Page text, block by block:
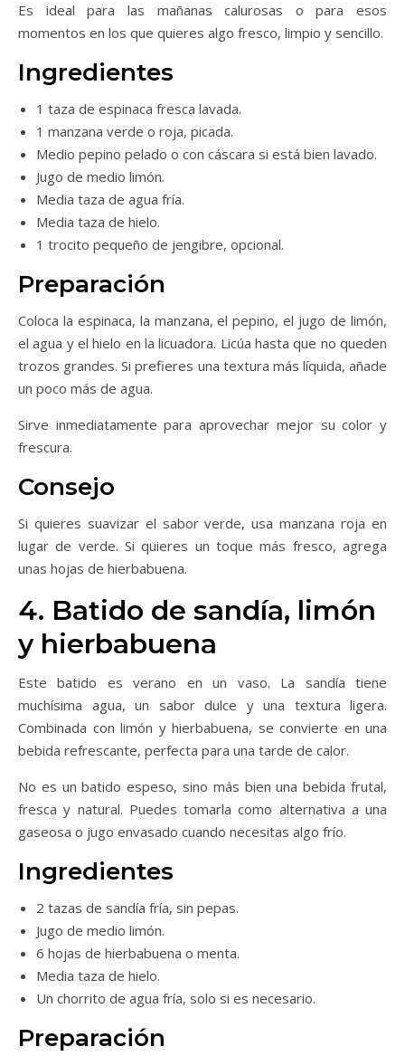
Es ideal para las mañanas calurosas o para esos
momentos en los que quieres algo fresco, limpio y sencillo.
Ingredientes
1 taza de espinaca fresca lavada.
1 manzana verde o roja, picada.
Medio pepino pelado o con cáscara si está bien lavado.
Jugo de medio limón.
Media taza de agua fría.
Media taza de hielo.
1 trocito pequeño de jengibre, opcional.
Preparación
Coloca la espinaca, la manzana, el pepino, el jugo de limón,
el agua y el hielo en la licuadora. Licúa hasta que no queden
trozos grandes. Si prefieres una textura más líquida, añade
un poco más de agua.
Sirve inmediatamente para aprovechar mejor su color y
frescura.
Consejo
Si quieres suavizar el sabor verde, usa manzana roja en
lugar de verde. Si quieres un toque más fresco, agrega
unas hojas de hierbabuena.
4. Batido de sandía, limón
y hierbabuena
Este batido es verano en un vaso. La sandía tiene
muchísima agua, un sabor dulce y una textura ligera.
Combinada con limón y hierbabuena, se convierte en una
bebida refrescante, perfecta para una tarde de calor.
No es un batido espeso, sino más bien una bebida frutal,
fresca y natural. Puedes tomarla como alternativa a una
gaseosa o jugo envasado cuando necesitas algo frío.
Ingredientes
2 tazas de sandía fría, sin pepas.
Jugo de medio limón.
6 hojas de hierbabuena o menta.
Media taza de hielo.
Un chorrito de agua fría, solo si es necesario.
Preparación